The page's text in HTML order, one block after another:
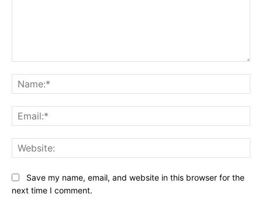
Save my name, email, and website in this browser for the
next time I comment.